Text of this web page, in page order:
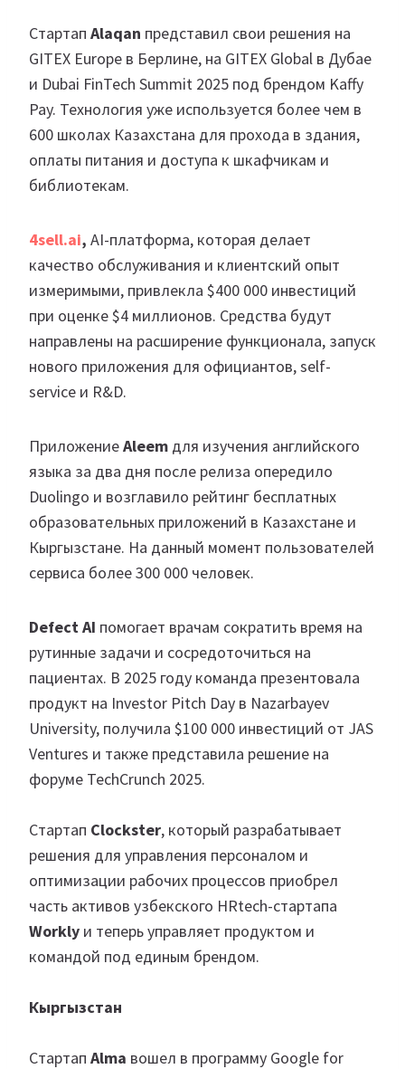
Стартап Alaqan представил свои решения на
GITEX Europe в Берлине, на GITEX Global в Дубае
и Dubai FinTech Summit 2025 под брендом Kaffy
Pay. Технология уже используется более чем в
600 школах Казахстана для прохода в здания,
оплаты питания и доступа к шкафчикам и
библиотекам.
4sell.ai, AI-платформа, которая делает
качество обслуживания и клиентский опыт
измеримыми, привлекла $400 000 инвестиций
при оценке $4 миллионов. Средства будут
направлены на расширение функционала, запуск
нового приложения для официантов, self-
service и R&D.
ПриложениеAleem для изучения английского
языка за два дня после релиза опередило
Duolingo и возглавило рейтинг бесплатных
образовательных приложений в Казахстане и
Кыргызстане. На данный момент пользователей
сервиса более 300 000 человек.
Defect AI помогает врачам сократить время на
рутинные задачи и сосредоточиться на
пациентах. В 2025 году команда презентовала
продукт на Investor Pitch Day в Nazarbayev
University, получила $100 000 инвестиций от JAS
Ventures и также представила решение на
форуме TechCrunch 2025.
Стартап Clockster, который разрабатывает
решения для управления персоналом и
оптимизации рабочих процессов приобрел
часть активов узбекского HRtech-стартапа
Workly и теперь управляет продуктом и
командой под единым брендом.
Кыргызстан
Стартап Alma вошел в программу Google for